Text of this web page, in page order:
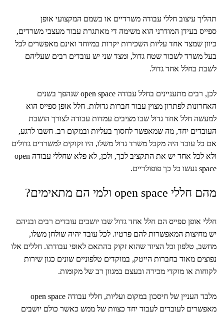
תהליך עיצוב חללי עבודה משרדיים או בשמם המקצועי אופן
ספייס בעידן המודרני הוא משימה די מאתגרת עבור מעצבי משרדים,
כיוון שמצד אחד עליות השכירות יקרות במיוחד ואינם מאפשרים לכל
בעל משרד לשכור שטח גדול, ומצד שני יש עובדים רבים שעליהם
לשבת בחלל אחד גדול.
לכן, רבים מתעניינים בחלל עבודה open space שנהפך בשנים
האחרונות לפתרון מצוין עבור חברות גדולות. חלל אופן ספייס הוא
למעשה חלל אחד גדול שבו מציבים עמדות עבודה לצורך הושבת
העובדים יחד, מה שמאפשר לחסוך בעליות ובמקום רב. חשבו לרגע,
אם כל עובד היה מקבל משרד גדול משלו, היו זקוקים למשרדים גדולים
ולא לכל אחד יש את התקציב לכך, ולכן, לא פלא שחללי עבודה open
space נעשו כל כך פופולריים.
מהם חללי open space ולמי הם מתאימים?
חללי אופן ספייס הם חלל אחד גדול שבו יושבים עובדים רבים ובניהם
יש מחיצות המאפשרות להם פרטיו. לכל עובד יהיה שולחן משלו,
מחשב, טלפון וכל הציוד שהוא זקוק בהתאם לאופי עבודתו. חללים אלו
נפוצים מאוד בחברות הייטק, במוקדים טלפוניים שונים כגון שירות
לקוחות או מוקדי מכירה ובעצם במגוון רב של מקומות.
מלבד העניין של חיסכון במקום ועליות, חללי עבודה open space
מאפשרים לעובדים לעבוד יחד כצוות של ממש כאשר כולם יושבים